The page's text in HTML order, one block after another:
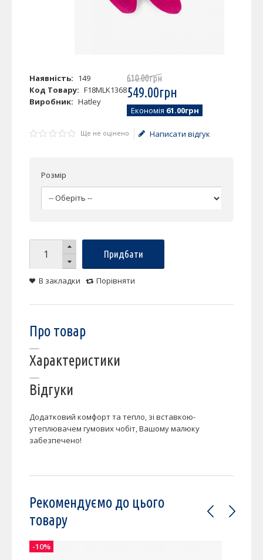
Наявність: 149
Код Товару: F18MLK1368
Виробник: Hatley
610.00грн
549.00грн
Економія 61.00грн
Ще не оцінено Написати відгук
Розмір
Придбати
В закладки Порівняти
Про товар
Характеристики
Відгуки
Додатковий комфорт та тепло, зі вставкою-
утеплювачем гумових чобіт, Вашому малюку
забезпечено!
Рекомендуємо до цього
товару
-10%